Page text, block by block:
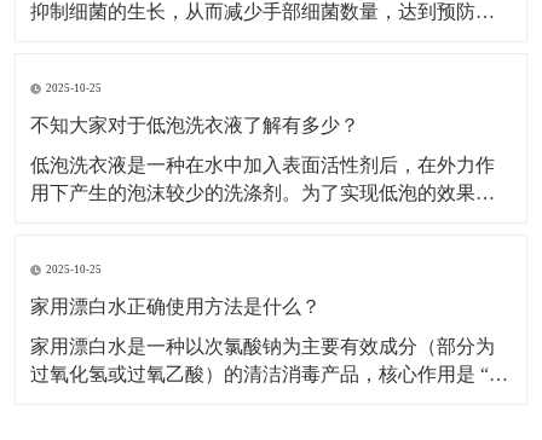
抑制细菌的生长，从而减少手部细菌数量，达到预防疾
润皮肤，同时将油脂污垢乳化，使其从皮肤上脱落下
来，被水冲走。增稠剂：常用的有无机盐等，能使洗手
液保持合适的
2025-10-25
不知大家对于低泡洗衣液了解有多少？
低泡洗衣液是一种在水中加入表面活性剂后，在外力作
用下产生的泡沫较少的洗涤剂。​为了实现低泡的效果，
主要组成成分，这些成分在保证去污力的同时，能有效
控制泡沫的产生。特点低泡易漂洗：低泡洗衣液
2025-10-25
家用漂白水正确使用方法是什么？
家用漂白水是一种以次氯酸钠为主要有效成分（部分为
过氧化氢或过氧乙酸）的清洁消毒产品，核心作用是 “去